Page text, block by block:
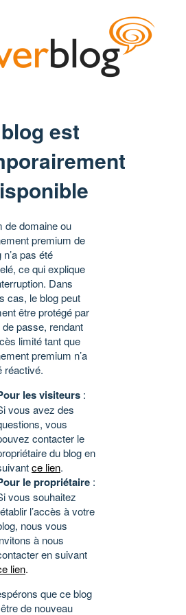
est
de domaine ou
premium de
pas été
ce qui explique
Dans
cas, le blog peut
être protégé par
de passe, rendant
limité tant que
premium n’a
réactivé.
les visiteurs :
vous avez des
vous
contacter le
du blog en
ce lien.
le propriétaire :
vous souhaitez
l’accès à votre
nous vous
à nous
en suivant
lien.
que ce blog
de nouveau